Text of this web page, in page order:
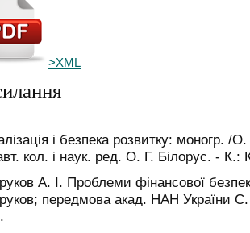
>XML
і безпека розвитку: моногр. /
кол. і наук. ред. О. Г. Білорус. -
А. І. Проблеми фінансової
передмова акад. НАН України